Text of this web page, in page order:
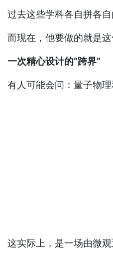
过去这些学科各自拼各
而现在，他要做的就是这
一次精心设计的“跨界”
有人可能会问：量子物理
这实际上，是一场由微观